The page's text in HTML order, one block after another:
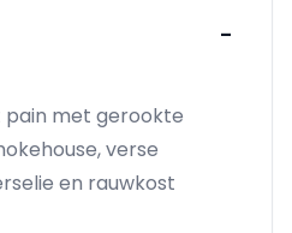
-
met gerookte
verse
en rauwkost